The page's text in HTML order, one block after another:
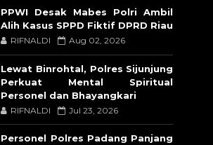
PPWI Desak Mabes Polri Ambil
Alih Kasus SPPD Fiktif DPRD Riau
RIFNALDI Aug 02, 2026
Lewat Binrohtal, Polres Sijunjung
Perkuat Mental Spiritual
Personel dan Bhayangkari
RIFNALDI Jul 23, 2026
Personel Polres Padang Panjang